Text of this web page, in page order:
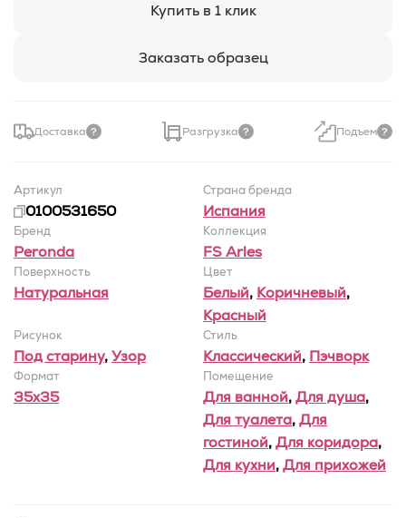
Купить в 1 клик
Заказать образец
Доставка Разгрузка Подъем
Артикул
0100531650
Страна бренда
Испания
Бренд
Peronda
Коллекция
FS Arles
Поверхность
Натуральная
Цвет
Белый, Коричневый,
Красный
Рисунок
Под старину,Узор
Стиль
Классический, Пэчворк
Формат
35x35
Помещение
Для ванной,Для душа,
Для туалета,Для
гостиной,Для коридора,
Для кухни,Для прихожей